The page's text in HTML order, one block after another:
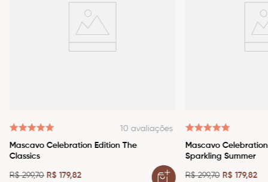
10 avaliações
Mascavo Celebration Edition The
Classics
R$ 299,70 R$ 179,82
Mascavo
Sparkling Summer
R$ 299,70 R$ 179,82